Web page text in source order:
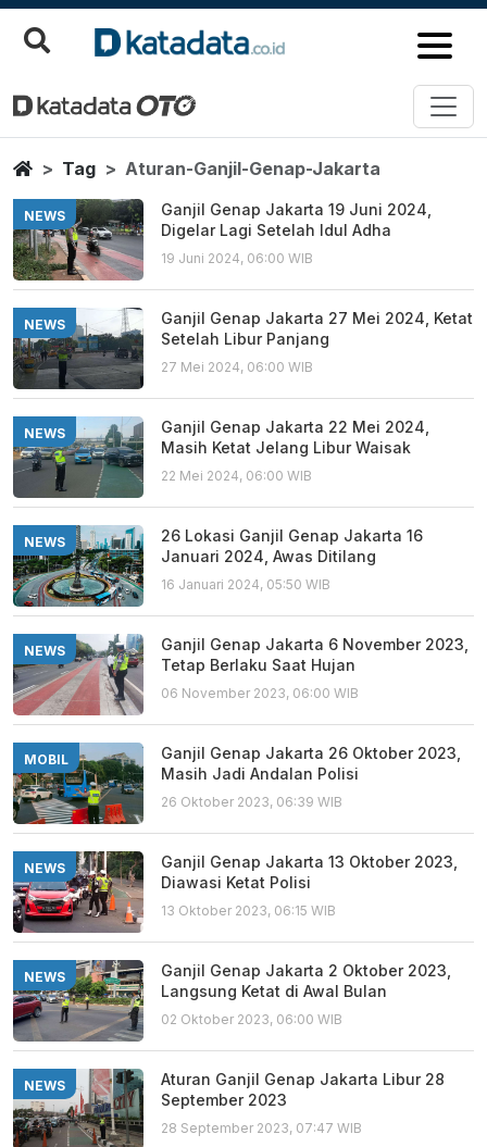
Aturan Ganjil Genap Jakarta
Berita Terbaru
HomeTag Aturan-Ganjil-Genap-Jakarta
NEWS
Ganjil Genap Jakarta 19 Juni 2024,
Digelar Lagi Setelah Idul Adha
19 Juni 2024, 06:00 WIB
NEWS
Ganjil Genap Jakarta 27 Mei 2024, Ketat
Setelah Libur Panjang
27 Mei 2024, 06:00 WIB
NEWS
Ganjil Genap Jakarta 22 Mei 2024,
Masih Ketat Jelang Libur Waisak
22 Mei 2024, 06:00 WIB
NEWS
26 Lokasi Ganjil Genap Jakarta 16
Januari 2024, Awas Ditilang
16 Januari 2024, 05:50 WIB
NEWS
Ganjil Genap Jakarta 6 November 2023,
Tetap Berlaku Saat Hujan
06 November 2023, 06:00 WIB
MOBIL
Ganjil Genap Jakarta 26 Oktober 2023,
Masih Jadi Andalan Polisi
26 Oktober 2023, 06:39 WIB
NEWS
Ganjil Genap Jakarta 13 Oktober 2023,
Diawasi Ketat Polisi
13 Oktober 2023, 06:15 WIB
NEWS
Ganjil Genap Jakarta 2 Oktober 2023,
Langsung Ketat di Awal Bulan
02 Oktober 2023, 06:00 WIB
NEWS
Aturan Ganjil Genap Jakarta Libur 28
September 2023
28 September 2023, 07:47 WIB